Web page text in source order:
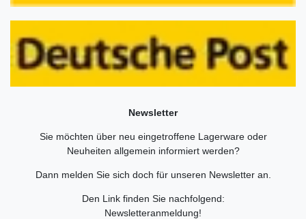
Newsletter
Sie möchten über neu eingetroffene Lagerware oder
Neuheiten allgemein informiert werden?
Dann melden Sie sich doch für unseren Newsletter an.
Den Link finden Sie nachfolgend:
Newsletteranmeldung!